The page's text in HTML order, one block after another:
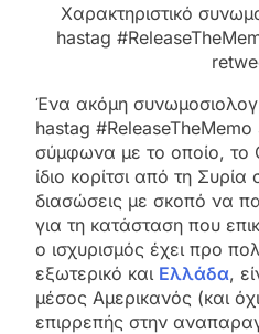
Χαρακτηριστικό
hastag
Ένα ακόμη
hastag
σύμφωνα με το οποίο, το
ίδιο κορίτσι από τη
διασώσεις με σκοπό να
για τη κατάσταση που
ο ισχυρισμός έχει προ
εξωτερικό και Ελλάδα,
μέσος Αμερικανός (και
επιρρεπής στην